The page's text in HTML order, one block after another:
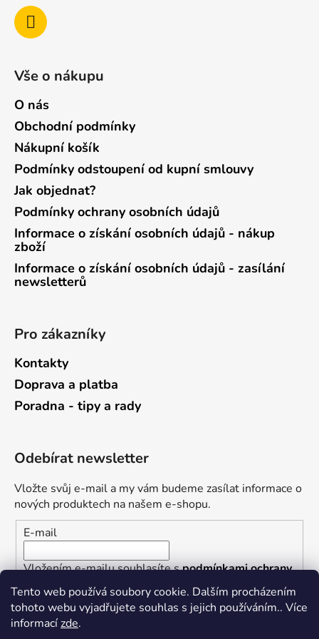
Tento web používá soubory cookie. Dalším procházením
tohoto webu vyjadřujete souhlas s jejich používáním.. Více
informacízde.
Vše o nákupu
O nás
Obchodní podmínky
Nákupní košík
Podmínky odstoupení od kupní smlouvy
Jak objednat?
Podmínky ochrany osobních údajů
Informace o získání osobních údajů - nákup
zboží
Informace o získání osobních údajů - zasílání
newsletterů
Pro zákazníky
Kontakty
Doprava a platba
Poradna - tipy a rady
Odebírat newsletter
Vložte svůj e-mail a my vám budeme zasílat informace o
nových produktech na našem e-shopu.
E-mail
Vložením e-mailu souhlasíte spodmínkami ochrany
osobních údajů
PŘIHLÁSIT SE